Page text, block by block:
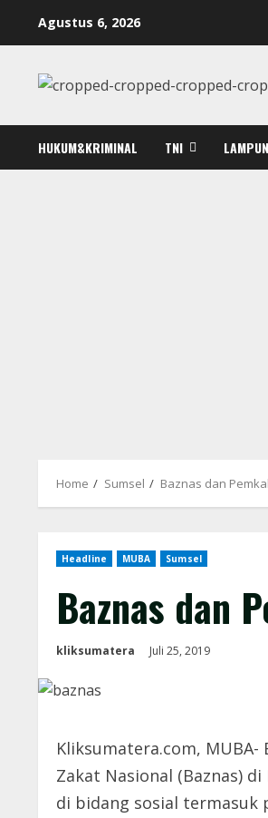
Agustus 6, 2026
HUKUM&KRIMINAL TNI
Home Sumsel Baznas dan
Headline MUBA Sumsel
Baznas dan
kliksumatera Juli 25, 2019
Kliksumatera.com,
Zakat Nasional (Baznas)
di bidang sosial termasuk